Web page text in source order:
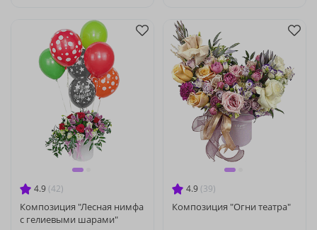
4.9 (42)
Композиция "Лесная нимфа
с гелиевыми шарами"
4.9 (39)
Композиция "Огни театра"